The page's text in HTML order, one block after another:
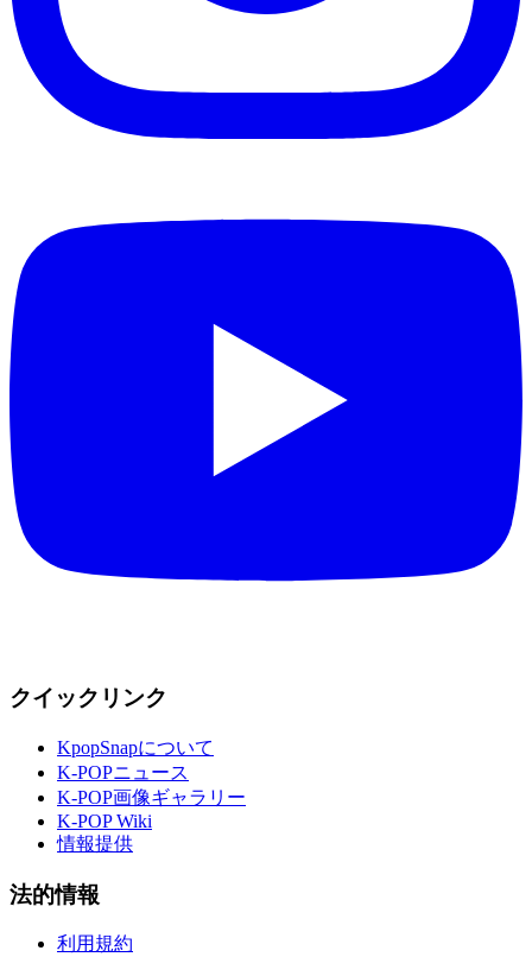
クイックリンク
KpopSnapについて
K-POPニュース
K-POP画像ギャラリー
K-POP Wiki
情報提供
法的情報
利用規約